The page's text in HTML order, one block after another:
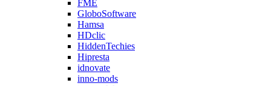
FME
GloboSoftware
Hamsa
HDclic
HiddenTechies
Hipresta
idnovate
inno-mods